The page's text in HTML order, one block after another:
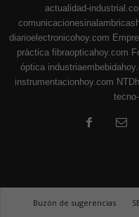
actualidad-
diarioelectronicohoy.com
práctica fibraopticahoy.com
óptica
instrumentacionhoy.com
Buzón de sugerencias